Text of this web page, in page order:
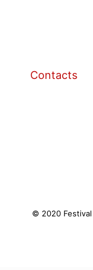
Contacts
© 2020 Festival